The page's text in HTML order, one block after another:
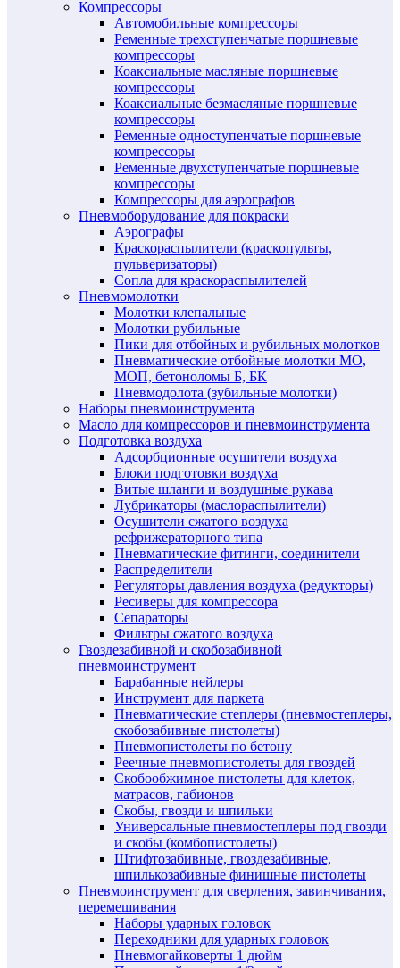
Компрессоры
Автомобильные компрессоры
Ременные трехступенчатые поршневые
компрессоры
Коаксиальные масляные поршневые
компрессоры
Коаксиальные безмасляные поршневые
компрессоры
Ременные одноступенчатые поршневые
компрессоры
Ременные двухступенчатые поршневые
компрессоры
Компрессоры для аэрографов
Пневмоборудование для покраски
Аэрографы
Краскораспылители (краскопульты,
пульверизаторы)
Сопла для краскораспылителей
Пневмомолотки
Молотки клепальные
Молотки рубильные
Пики для отбойных и рубильных молотков
Пневматические отбойные молотки МО,
МОП, бетоноломы Б, БК
Пневмодолота (зубильные молотки)
Наборы пневмоинструмента
Масло для компрессоров и пневмоинструмента
Подготовка воздуха
Адсорбционные осушители воздуха
Блоки подготовки воздуха
Витые шланги и воздушные рукава
Лубрикаторы (маслораспылители)
Осушители сжатого воздуха
рефрижераторного типа
Пневматические фитинги, соединители
Распределители
Регуляторы давления воздуха (редукторы)
Ресиверы для компрессора
Сепараторы
Фильтры сжатого воздуха
Гвоздезабивной и скобозабивной
пневмоинструмент
Барабанные нейлеры
Инструмент для паркета
Пневматические степлеры (пневмостеплеры,
скобозабивные пистолеты)
Пневмопистолеты по бетону
Реечные пневмопистолеты для гвоздей
Скобообжимное пистолеты для клеток,
матрасов, габионов
Скобы, гвозди и шпильки
Универсальные пневмостеплеры под гвозди
и скобы (комбопистолеты)
Штифтозабивные, гвоздезабивные,
шпилькозабивные финишные пистолеты
Пневмоинструмент для сверления, завинчивания,
перемешивания
Наборы ударных головок
Переходники для ударных головок
Пневмогайковерты 1 дюйм